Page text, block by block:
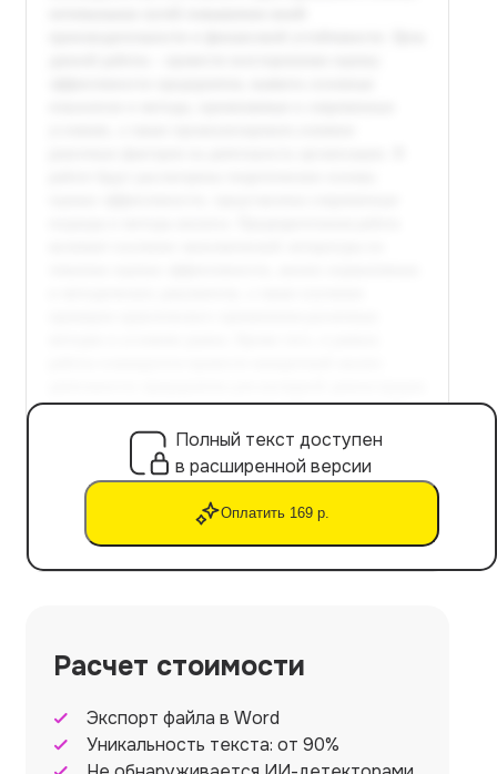
Полный текст доступен
в расширенной версии
Оплатить 169 р.
Расчет стоимости
Экспорт файла в Word
Уникальность текста: от 90%